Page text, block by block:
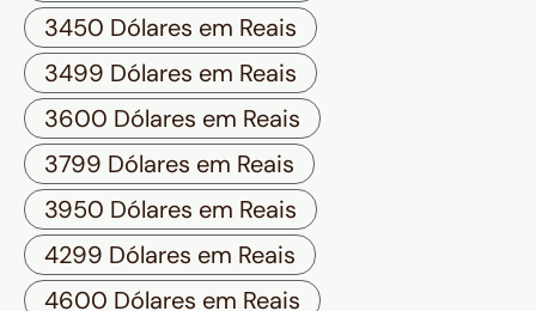
3450 Dólares em Reais
3499 Dólares em Reais
3600 Dólares em Reais
3799 Dólares em Reais
3950 Dólares em Reais
4299 Dólares em Reais
4600 Dólares em Reais